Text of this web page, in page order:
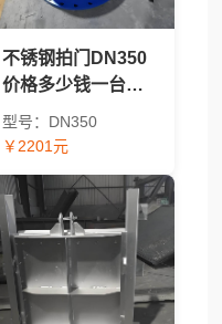
不锈钢拍门DN350
价格多少钱一台？
2026年报价及价格
因素解析
型号：DN350
￥2201元